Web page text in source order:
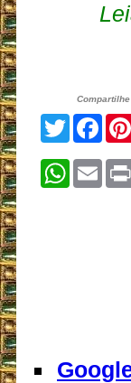
Compartilhe
Twitter